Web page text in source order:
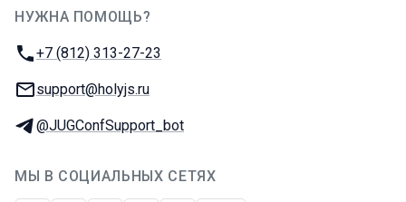
НУЖНА ПОМОЩЬ?
Телефон:
+7 (812) 313-27-23
E-mail:
support@holyjs.ru
Телеграм:
@JUGConfSupport_bot
МЫ В СОЦИАЛЬНЫХ СЕТЯХ